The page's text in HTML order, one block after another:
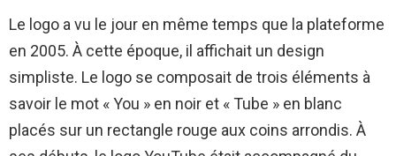
Le logo a vu le jour en même temps que la plateforme
en 2005. À cette époque, il affichait un design
simpliste. Le logo se composait de trois éléments à
savoir le mot « You » en noir et « Tube » en blanc
placés sur un rectangle rouge aux coins arrondis. À